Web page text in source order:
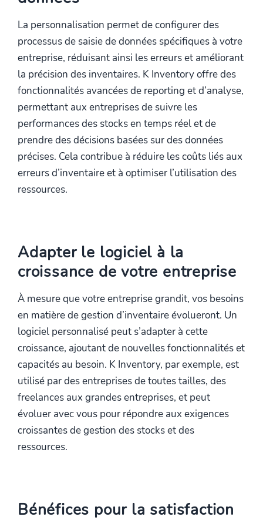
La personnalisation permet de configurer des
processus de saisie de données spécifiques à votre
entreprise, réduisant ainsi les erreurs et améliorant
la précision des inventaires. K Inventory offre des
fonctionnalités avancées de reporting et d’analyse,
permettant aux entreprises de suivre les
performances des stocks en temps réel et de
prendre des décisions basées sur des données
précises. Cela contribue à réduire les coûts liés aux
erreurs d’inventaire et à optimiser l’utilisation des
ressources.
Adapter le logiciel à la
croissance de votre entreprise
À mesure que votre entreprise grandit, vos besoins
en matière de gestion d’inventaire évolueront. Un
logiciel personnalisé peut s’adapter à cette
croissance, ajoutant de nouvelles fonctionnalités et
capacités au besoin. K Inventory, par exemple, est
utilisé par des entreprises de toutes tailles, des
freelances aux grandes entreprises, et peut
évoluer avec vous pour répondre aux exigences
croissantes de gestion des stocks et des
ressources.
Bénéfices pour la satisfaction